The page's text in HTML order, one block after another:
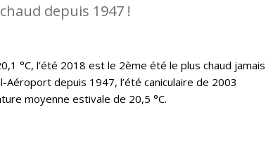
depuis 1947 !
°C, l’été 2018 est le 2ème été le plus chaud jamais
depuis 1947, l’été caniculaire de 2003
moyenne estivale de 20,5 °C.